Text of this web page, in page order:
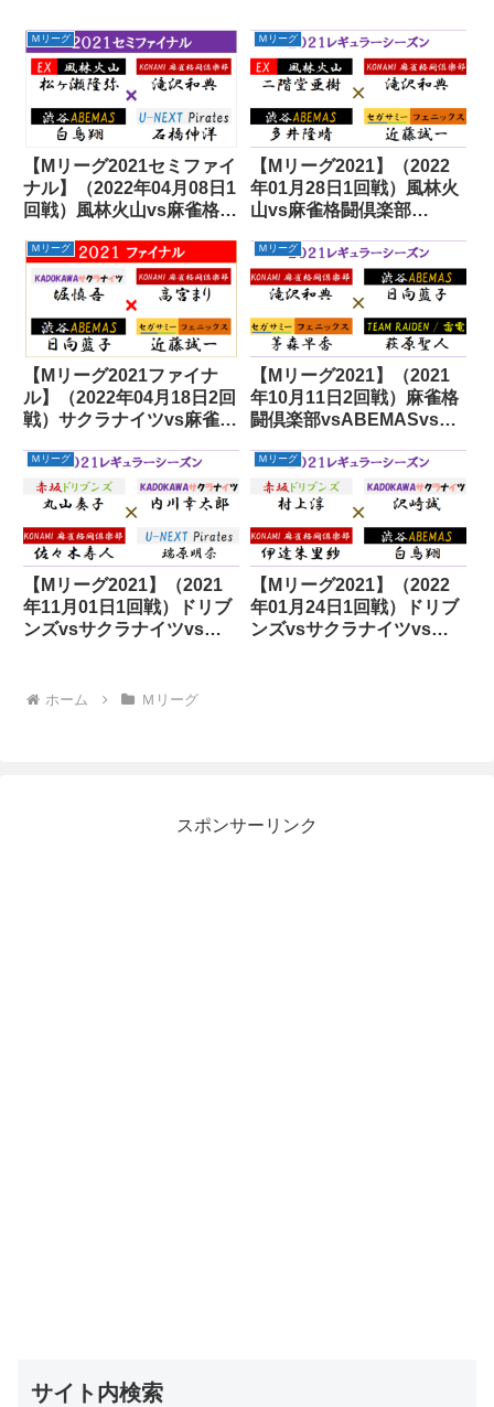
Ｍリーグ
【Mリーグ2021セミファイ
ナル】（2022年04月08日1
回戦）風林火山vs麻雀格闘
レーツ
Ｍリーグ
【Mリーグ2021】（2022
年01月28日1回戦）風林火
山vs麻雀格闘倶楽部
ス
Ｍリーグ
【Mリーグ2021ファイナ
ル】（2022年04月18日2回
戦）サクラナイツvs麻雀格
ェニックス
Ｍリーグ
【Mリーグ2021】（2021
年10月11日2回戦）麻雀格
闘倶楽部vsABEMASvsフ
Ｍリーグ
【Mリーグ2021】（2021
年11月01日1回戦）ドリブ
ンズvsサクラナイツvs麻
Ｍリーグ
【Mリーグ2021】（2022
年01月24日1回戦）ドリブ
ンズvsサクラナイツvs麻
ホーム Ｍリーグ
スポンサーリンク
サイト内検索